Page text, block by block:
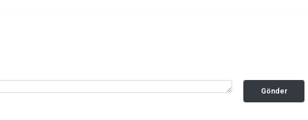
Gönder